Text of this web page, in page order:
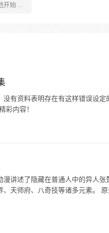
始疯
。 他
这辈
有资料表明存在有这样错误设定
彩内容！
讲述了隐藏在普通人中的异人
天师府、八奇技等诸多元素。